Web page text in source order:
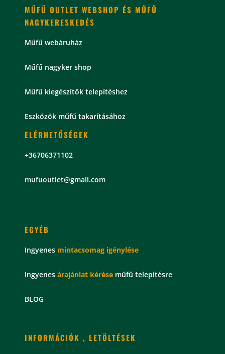
MŰFŰ OUTLET WEBSHOP ÉS MŰFŰ
NAGYKERESKEDÉS
Műfű webáruház
Műfű nagyker shop
Műfű kiegészítők telepítéshez
Eszközök műfű takarításához
ELÉRHETŐSÉGEK
+36706371102
mufuoutlet@gmail.com
EGYÉB
Ingyenes mintacsomag igénylése
Ingyenes árajánlat kérése műfű telepítésre
BLOG
INFORMÁCIÓK , LETÖLTÉSEK